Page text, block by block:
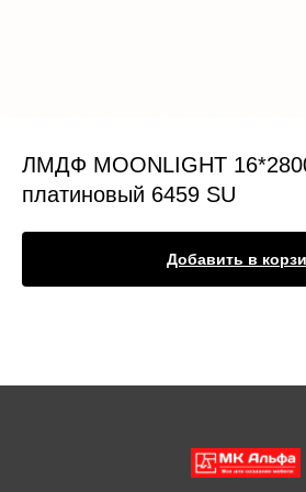
ЛМДФ MOONLIGHT
платиновый 6459 SU
Добавить в